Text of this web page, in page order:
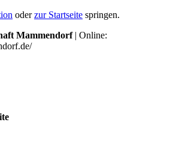
oderzur Startseite springen.
Mammendorf| Online: